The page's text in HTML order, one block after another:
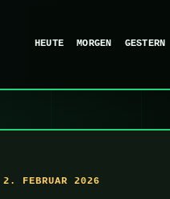
HEUTE MORGEN GESTERN
2. FEBRUAR 2026